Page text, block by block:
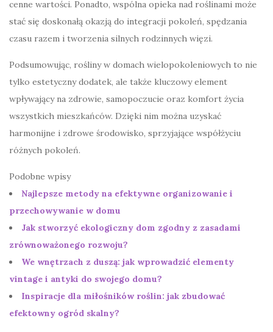
cenne wartości. Ponadto, wspólna opieka nad roślinami może
stać się doskonałą okazją do integracji pokoleń, spędzania
czasu razem i tworzenia silnych rodzinnych więzi.
Podsumowując, rośliny w domach wielopokoleniowych to nie
tylko estetyczny dodatek, ale także kluczowy element
wpływający na zdrowie, samopoczucie oraz komfort życia
wszystkich mieszkańców. Dzięki nim można uzyskać
harmonijne i zdrowe środowisko, sprzyjające współżyciu
różnych pokoleń.
Podobne wpisy
Najlepsze metody na efektywne organizowanie i
przechowywanie w domu
Jak stworzyć ekologiczny dom zgodny z zasadami
zrównoważonego rozwoju?
We wnętrzach z duszą: jak wprowadzić elementy
vintage i antyki do swojego domu?
Inspiracje dla miłośników roślin: jak zbudować
efektowny ogród skalny?